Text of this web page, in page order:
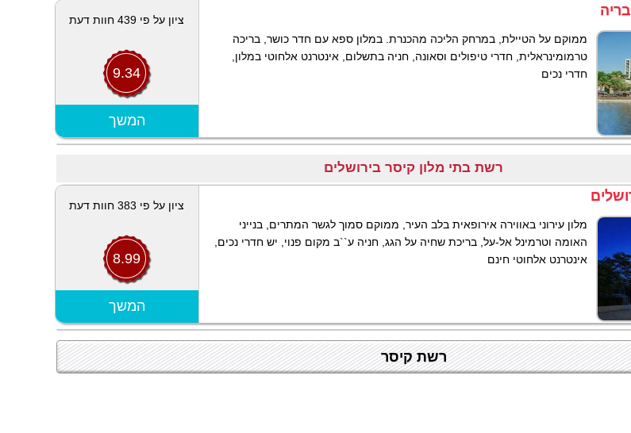
ציון על פי 439 חוות דעת
9.34
הצג מפה
המשך
ממוקם על הטיילת, במרחק הליכה מהכנרת. במלון ספא עם חדר כושר, בריכה
טרמומינראלית, חדרי טיפולים וסאונה, חניה בתשלום, אינטרנט אלחוטי במלון,
חדרי נכים
רשת בתי מלון קיסר בירושלים
ציון על פי 383 חוות דעת
8.99
הצג מפה
המשך
מלון עירוני באווירה אירופאית בלב העיר, ממוקם סמוך לגשר המתרים, בנייני
האומה וטרמינל אל-על, בריכת שחיה על הגג, חניה ע``ב מקום פנוי, יש חדרי נכים,
אינטרנט אלחוטי חינם
רשת קיסר